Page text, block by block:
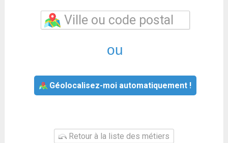
ou
Géolocalisez-moi automatiquement !
Retour à la liste des métiers